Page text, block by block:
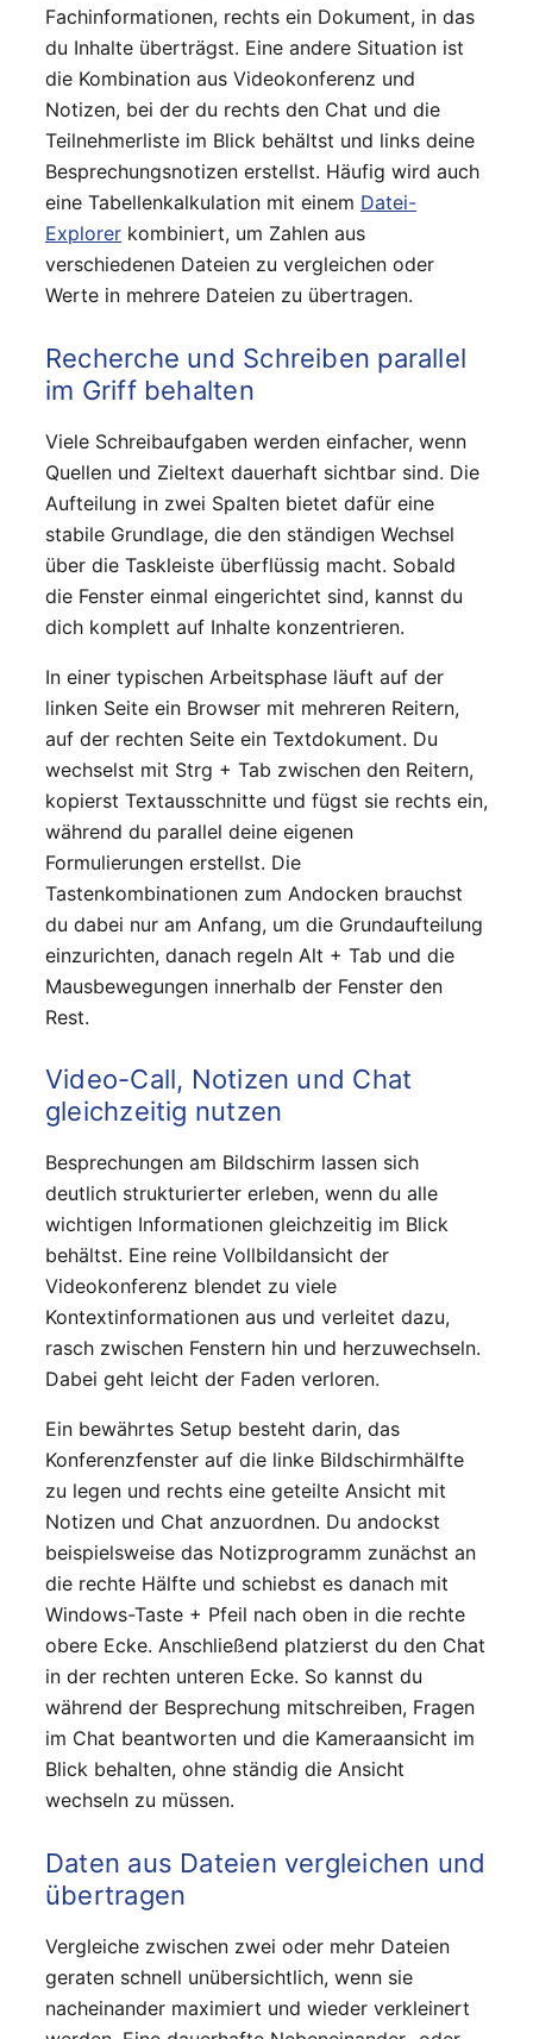
Fachinformationen, rechts ein Dokument, in das
du Inhalte überträgst. Eine andere Situation ist
die Kombination aus Videokonferenz und
Notizen, bei der du rechts den Chat und die
Teilnehmerliste im Blick behältst und links deine
Besprechungsnotizen erstellst. Häufig wird auch
eine Tabellenkalkulation mit einem Datei-
Explorer kombiniert, um Zahlen aus
verschiedenen Dateien zu vergleichen oder
Werte in mehrere Dateien zu übertragen.
Recherche und Schreiben parallel
im Griff behalten
Viele Schreibaufgaben werden einfacher, wenn
Quellen und Zieltext dauerhaft sichtbar sind. Die
Aufteilung in zwei Spalten bietet dafür eine
stabile Grundlage, die den ständigen Wechsel
über die Taskleiste überflüssig macht. Sobald
die Fenster einmal eingerichtet sind, kannst du
dich komplett auf Inhalte konzentrieren.
In einer typischen Arbeitsphase läuft auf der
linken Seite ein Browser mit mehreren Reitern,
auf der rechten Seite ein Textdokument. Du
wechselst mit Strg + Tab zwischen den Reitern,
kopierst Textausschnitte und fügst sie rechts ein,
während du parallel deine eigenen
Formulierungen erstellst. Die
Tastenkombinationen zum Andocken brauchst
du dabei nur am Anfang, um die Grundaufteilung
einzurichten, danach regeln Alt + Tab und die
Mausbewegungen innerhalb der Fenster den
Rest.
Video-Call, Notizen und Chat
gleichzeitig nutzen
Besprechungen am Bildschirm lassen sich
deutlich strukturierter erleben, wenn du alle
wichtigen Informationen gleichzeitig im Blick
behältst. Eine reine Vollbildansicht der
Videokonferenz blendet zu viele
Kontextinformationen aus und verleitet dazu,
rasch zwischen Fenstern hin und herzuwechseln.
Dabei geht leicht der Faden verloren.
Ein bewährtes Setup besteht darin, das
Konferenzfenster auf die linke Bildschirmhälfte
zu legen und rechts eine geteilte Ansicht mit
Notizen und Chat anzuordnen. Du andockst
beispielsweise das Notizprogramm zunächst an
die rechte Hälfte und schiebst es danach mit
Windows-Taste + Pfeil nach oben in die rechte
obere Ecke. Anschließend platzierst du den Chat
in der rechten unteren Ecke. So kannst du
während der Besprechung mitschreiben, Fragen
im Chat beantworten und die Kameraansicht im
Blick behalten, ohne ständig die Ansicht
wechseln zu müssen.
Daten aus Dateien vergleichen und
übertragen
Vergleiche zwischen zwei oder mehr Dateien
geraten schnell unübersichtlich, wenn sie
nacheinander maximiert und wieder verkleinert